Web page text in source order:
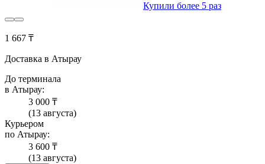
Купили более 5 раз
1 667 ₸
Доставка в Атырау
До терминала
в Атырау:
3 000 ₸
(13 августа)
Курьером
по Атырау:
3 600 ₸
(13 августа)